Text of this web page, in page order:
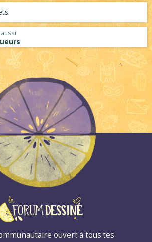
ouvert à tous.tes